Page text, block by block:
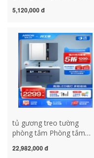
ánh sáng làm mờ gương
trữ kết hợp gương nhà
tắm có tủ tủ gương phòng
tắm inox
5,120,000 đ
tủ gương treo tường
phòng tắm Phòng tắm
lưu trữ phòng tắm sang
22,982,000 đ